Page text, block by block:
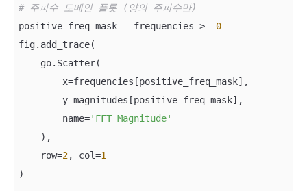
# 주파수 도메인 플롯 (양의 주파수만)
positive_freq_mask = frequencies >= 0
fig.add_trace(
    go.Scatter(
        x=frequencies[positive_freq_mask],
        y=magnitudes[positive_freq_mask],
        name=
'FFT Magnitude'
    ),
    row=
2, col=1
)